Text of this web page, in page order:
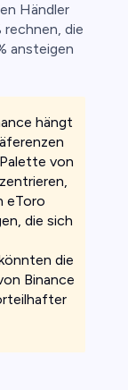
Händler
rechnen, die
ansteigen
hängt
von
eToro
die sich
die
Binance